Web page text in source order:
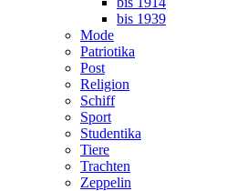
bis 1939
Mode
Patriotika
Post
Religion
Schiff
Sport
Studentika
Tiere
Trachten
Zeppelin